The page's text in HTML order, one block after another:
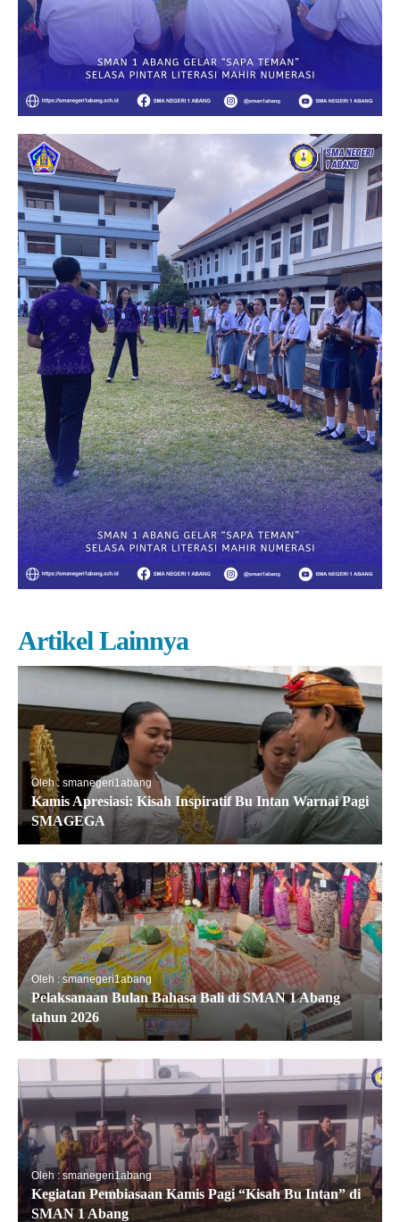
Artikel Lainnya
Oleh : smanegeri1abang
Kamis Apresiasi: Kisah Inspiratif Bu Intan Warnai Pagi
SMAGEGA
Oleh : smanegeri1abang
Pelaksanaan Bulan Bahasa Bali di SMAN 1 Abang
tahun 2026
Oleh : smanegeri1abang
Kegiatan Pembiasaan Kamis Pagi “Kisah Bu Intan” di
SMAN 1 Abang